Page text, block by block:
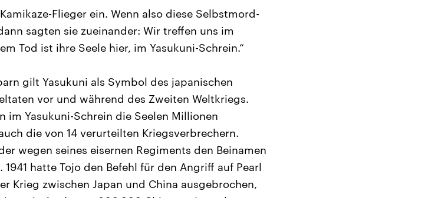
Flieger ein. Wenn also diese Selbstmord-
sagten sie zueinander: Wir treffen uns im
Tod ist ihre Seele hier, im Yasukuni-Schrein.“
gilt Yasukuni als Symbol des japanischen
vor und während des Zweiten Weltkriegs.
im Yasukuni-Schrein die Seelen Millionen
die von 14 verurteilten Kriegsverbrechern.
wegen seines eisernen Regiments den Beinamen
1941 hatte Tojo den Befehl für den Angriff auf Pearl
Krieg zwischen Japan und China ausgebrochen,